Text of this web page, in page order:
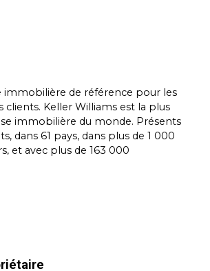
immobilière de référence pour les
clients. Keller Williams est la plus
immobilière du monde. Présents
dans 61 pays, dans plus de 1 000
et avec plus de 163 000